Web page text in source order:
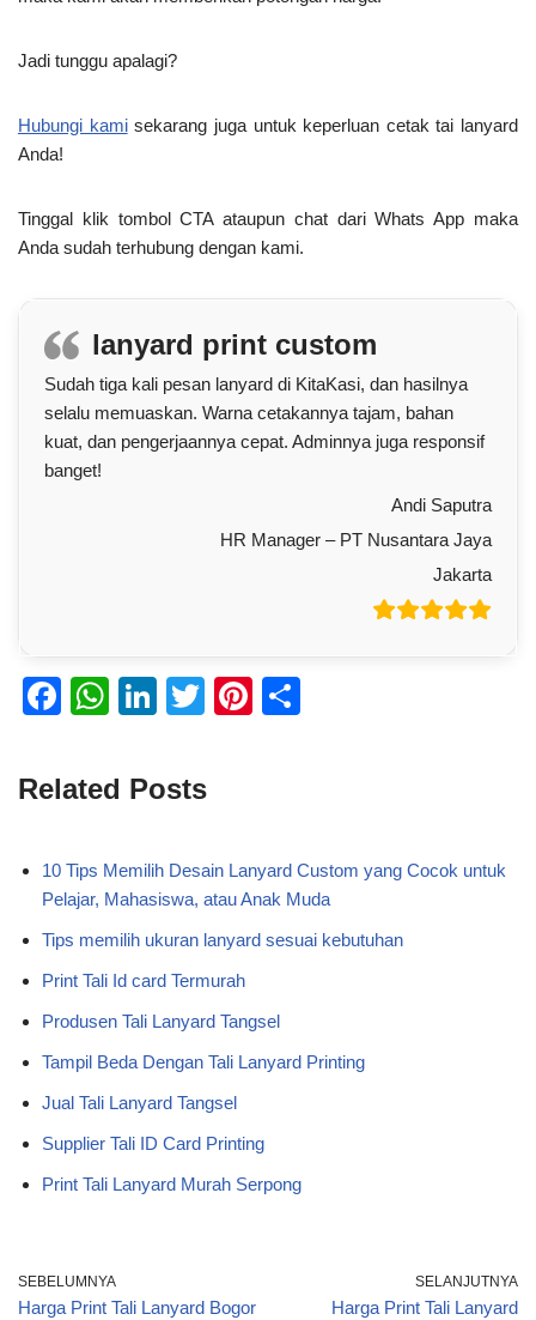
Jadi tunggu apalagi?
Hubungi kamisekarang juga untuk keperluan cetak tai lanyard
Anda!
Tinggal klik tombol CTA ataupun chat dari Whats App maka
Anda sudah terhubung dengan kami.
lanyard print custom
Sudah tiga kali pesan lanyard di KitaKasi, dan hasilnya
selalu memuaskan. Warna cetakannya tajam, bahan
kuat, dan pengerjaannya cepat. Adminnya juga responsif
banget!
Andi Saputra
HR Manager – PT Nusantara Jaya
Jakarta
F
c
e
o
o
k
W
at
s
p
p
Li
k
e
n
T
er
Pi
Related Posts
10 Tips Memilih Desain Lanyard Custom yang Cocok untuk
Pelajar, Mahasiswa, atau Anak Muda
Tips memilih ukuran lanyard sesuai kebutuhan
Print Tali Id card Termurah
Produsen Tali Lanyard Tangsel
Tampil Beda Dengan Tali Lanyard Printing
Jual Tali Lanyard Tangsel
Supplier Tali ID Card Printing
Print Tali Lanyard Murah Serpong
SEBELUMNYA
Harga Print Tali Lanyard Bogor
SELANJUTNYA
Harga Print Tali Lanyard